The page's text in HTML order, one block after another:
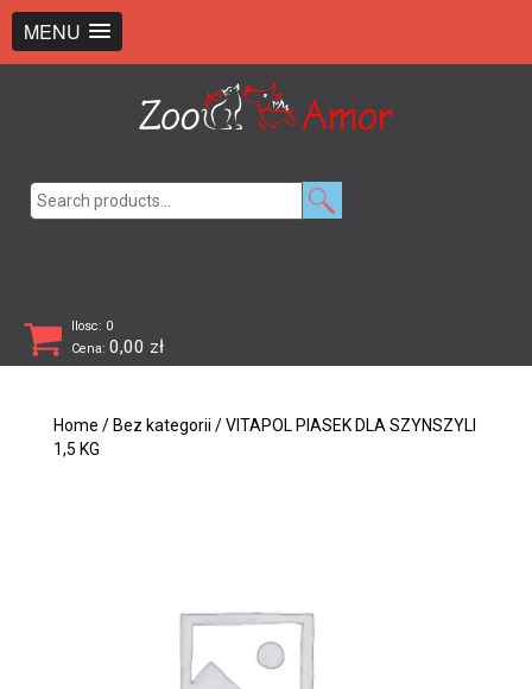
MENU
Ilosc: 0
Cena: 0,00 zł
Home / Bez kategorii / VITAPOL PIASEK DLA SZYNSZYLI
1,5 KG